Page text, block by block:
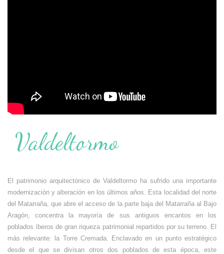
Valdeltormo
El patrimonio arquitectónico de Valdeltormo ha sufrido una importante
modernización y alteración en los últimos años. Esta localidad del norte
del Matarraña, que abre el acceso de la parte baja del Matarraña al Bajo
Aragón, concentra la mayoría de sus antiguos encantos en los
poblados íberos de gran riqueza patrimonial repartidos por su terreno. El
más relevante: la Torre Cremada. Enclavado en un punto estratégico
desde el que se divisan otros dos poblados de esta época, este